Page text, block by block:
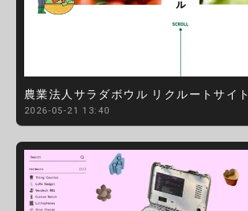
農業法人サラダボウル リクルートサイト
2026-05-21 13:40